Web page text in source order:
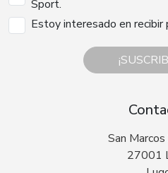
Sport.
Estoy interesado en recibir
San
27001